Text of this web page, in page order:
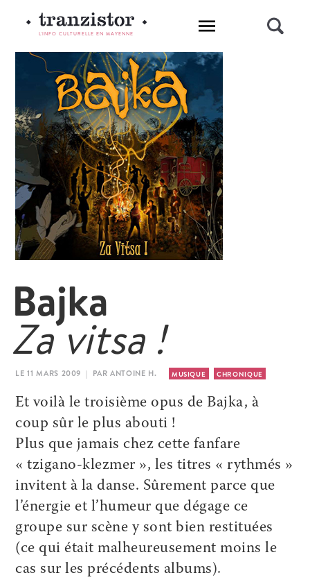
L'INFO CULTURELLE EN MAYENNE
Bajka
Za vitsa !
LE 11 MARS 2009 | PAR ANTOINE H. MUSIQUE CHRONIQUE
Et voilà le troisième opus de Bajka, à
coup sûr le plus abouti !
Plus que jamais chez cette fanfare
« tzigano-klezmer », les titres « rythmés »
invitent à la danse. Sûrement parce que
l’énergie et l’humeur que dégage ce
groupe sur scène y sont bien restituées
(ce qui était malheureusement moins le
cas sur les précédents albums).